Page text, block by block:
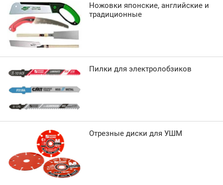
Ножовки японские, английские и
традиционные
Пилки для электролобзиков
Отрезные диски для УШМ